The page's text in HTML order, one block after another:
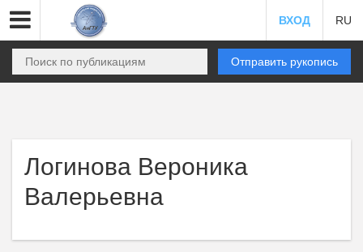
ВХОД RU
Отправить рукопись
Логинова Вероника
Валерьевна